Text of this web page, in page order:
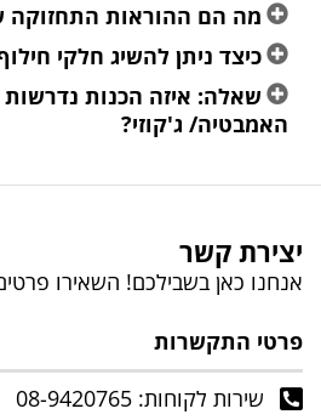
מה הם ההוראות התחזוקה
כיצד ניתן להשיג חלקי
שאלה: איזה הכנות
האמבטיה/ ג'קוזי?
יצירת קשר
אנחנו כאן בשבילכם! השאירו
פרטי התקשרות
שירות לקוחות: 08-9420765